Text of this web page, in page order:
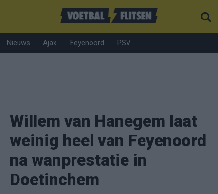
Nieuws Ajax Feyenoord PSV
Willem van Hanegem laat
weinig heel van Feyenoord
na wanprestatie in
Doetinchem